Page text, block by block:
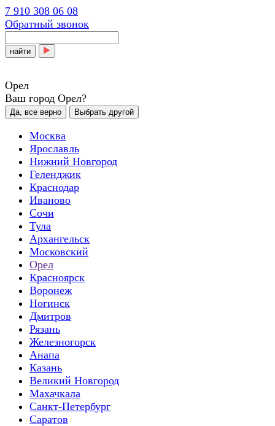
7 910 308 06 08
Обратный звонок
найти
Орел
Ваш город Орел?
Да, все верно Выбрать другой
Москва
Ярославль
Нижний Новгород
Геленджик
Краснодар
Иваново
Сочи
Тула
Архангельск
Московский
Орел
Красноярск
Воронеж
Ногинск
Дмитров
Рязань
Железногорск
Анапа
Казань
Великий Новгород
Махачкала
Санкт-Петербург
Саратов